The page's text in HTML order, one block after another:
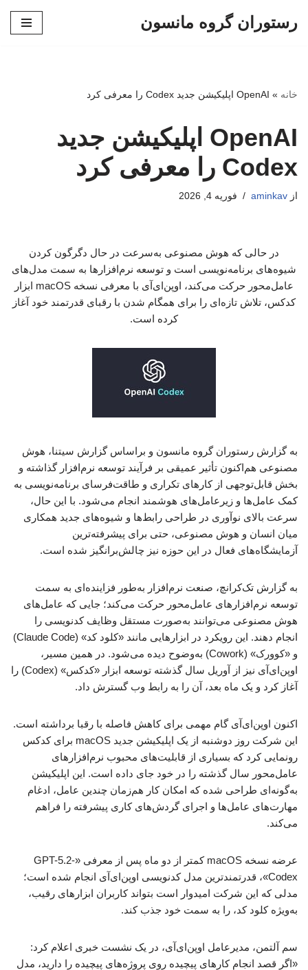
رستوران گروه مانسون
خانه » OpenAI اپلیکیشن جدید Codex را معرفی کرد
OpenAI اپلیکیشن جدید
Codex را معرفی کرد
از aminkav فوریه 4, 2026
در حالی که هوش مصنوعی به‌سرعت در حال دگرگون کردن
شیوه‌های برنامه‌نویسی است و توسعه نرم‌افزارها به سمت مدل‌های
عامل‌محور حرکت می‌کند، اوپن‌ای‌آی با معرفی نسخه macOS ابزار
کدکس، تلاش تازه‌ای را برای همگام شدن با رقبای قدرتمند خود آغاز
کرده است.
به گزارش رستوران گروه مانسون و براساس گزارش سیتنا، هوش
مصنوعی هم‌اکنون تأثیر عمیقی بر فرآیند توسعه نرم‌افزار گذاشته و
بخش قابل‌توجهی از کارهای تکراری و طاقت‌فرسای برنامه‌نویسی به
کمک عامل‌ها و زیرعامل‌های هوشمند انجام می‌شود. با این حال،
سرعت بالای نوآوری در طراحی رابط‌ها و شیوه‌های جدید همکاری
میان انسان و هوش مصنوعی، حتی برای پیشرفته‌ترین
آزمایشگاه‌های فعال در این حوزه نیز چالش‌برانگیز شده است.
به گزارش تک‌کرانچ، صنعت نرم‌افزار به‌طور فزاینده‌ای به سمت
توسعه نرم‌افزارهای عامل‌محور حرکت می‌کند؛ جایی که عامل‌های
هوش مصنوعی می‌توانند به‌صورت مستقل وظایف کدنویسی را
انجام دهند. این رویکرد در ابزارهایی مانند «کلود کد» (Claude Code)
و «کوورک» (Cowork) به‌وضوح دیده می‌شود. در همین مسیر،
اوپن‌ای‌آی نیز از آوریل سال گذشته توسعه ابزار «کدکس» (Codex) را
آغاز کرد و یک ماه بعد، آن را به رابط وب گسترش داد.
اکنون اوپن‌ای‌آی گام مهمی برای کاهش فاصله با رقبا برداشته است.
این شرکت روز دوشنبه از یک اپلیکیشن جدید macOS برای کدکس
رونمایی کرد که بسیاری از قابلیت‌های محبوب نرم‌افزارهای
عامل‌محور سال گذشته را در خود جای داده است. این اپلیکیشن
به‌گونه‌ای طراحی شده که امکان کار هم‌زمان چندین عامل، ادغام
مهارت‌های عامل‌ها و اجرای گردش‌های کاری پیشرفته را فراهم
می‌کند.
عرضه نسخه macOS کمتر از دو ماه پس از معرفی «GPT-5.2-
Codex»، قدرتمندترین مدل کدنویسی اوپن‌ای‌آی انجام شده است؛
مدلی که این شرکت امیدوار است بتواند کاربران ابزارهای رقیب،
به‌ویژه کلود کد، را به سمت خود جذب کند.
سم آلتمن، مدیرعامل اوپن‌ای‌آی، در یک نشست خبری اعلام کرد:
«اگر قصد انجام کارهای پیچیده روی پروژه‌های پیچیده را دارید، مدل